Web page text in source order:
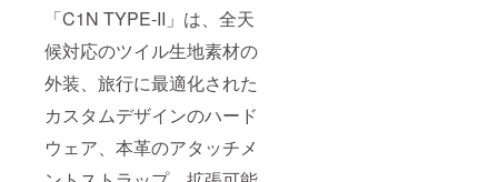
「C1N TYPE-II」は、全天
候対応のツイル生地素材の
外装、旅行に最適化された
カスタムデザインのハード
ウェア、本革のアタッチメ